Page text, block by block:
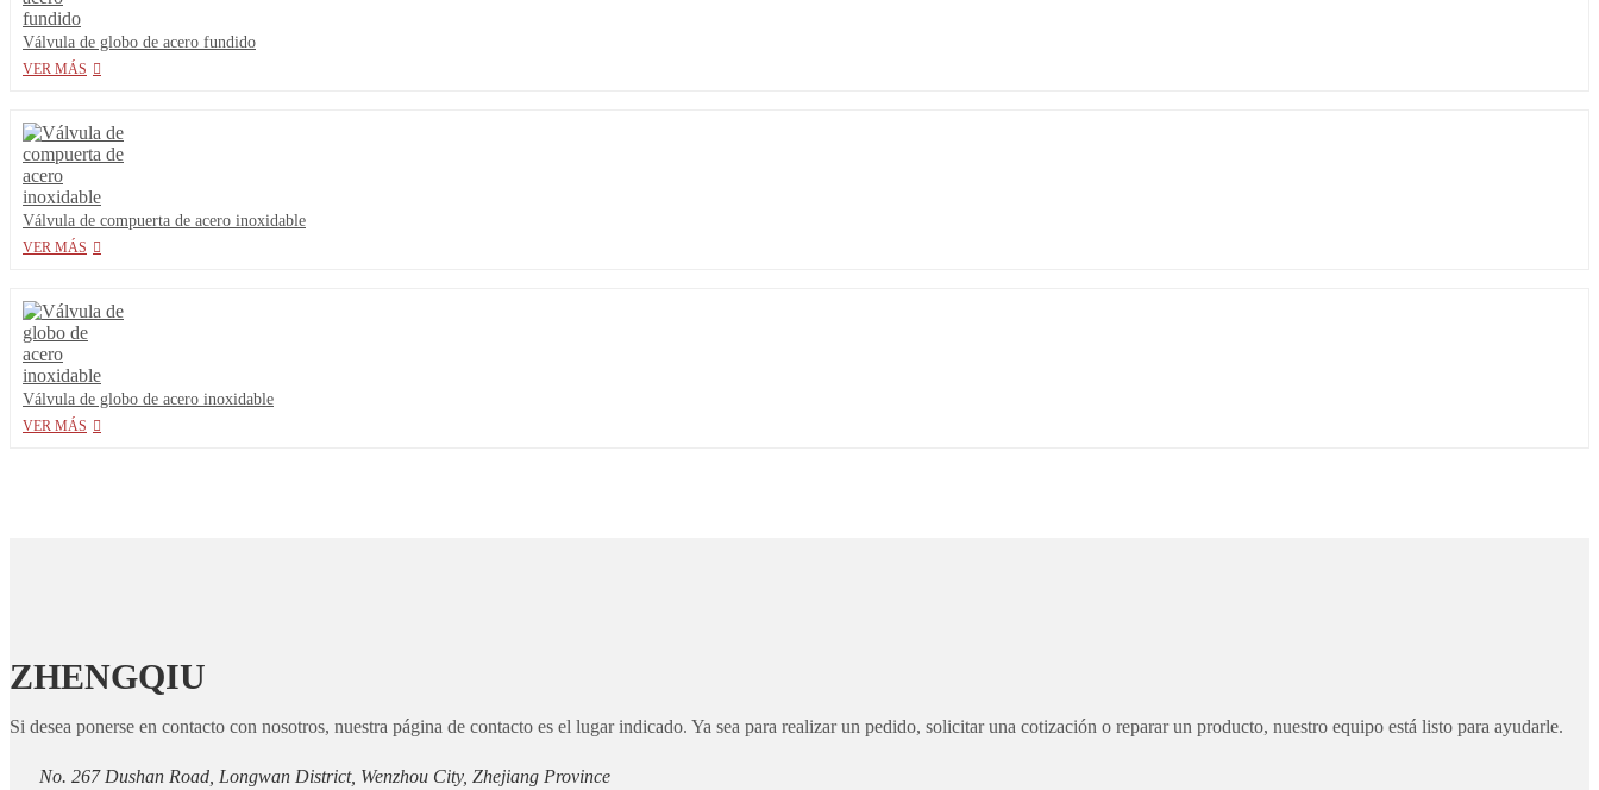
Válvula de globo de acero fundido
VER MÁS
Válvula de compuerta de acero inoxidable
VER MÁS
Válvula de globo de acero inoxidable
VER MÁS
ZHENGQIU
Si desea ponerse en contacto con nosotros, nuestra página de contacto es el lugar indicado. Ya sea para realizar un pedido, solicitar una cotización o reparar un producto, nuestro equipo está listo para ayudarle.
No. 267 Dushan Road, Longwan District, Wenzhou City, Zhejiang Province